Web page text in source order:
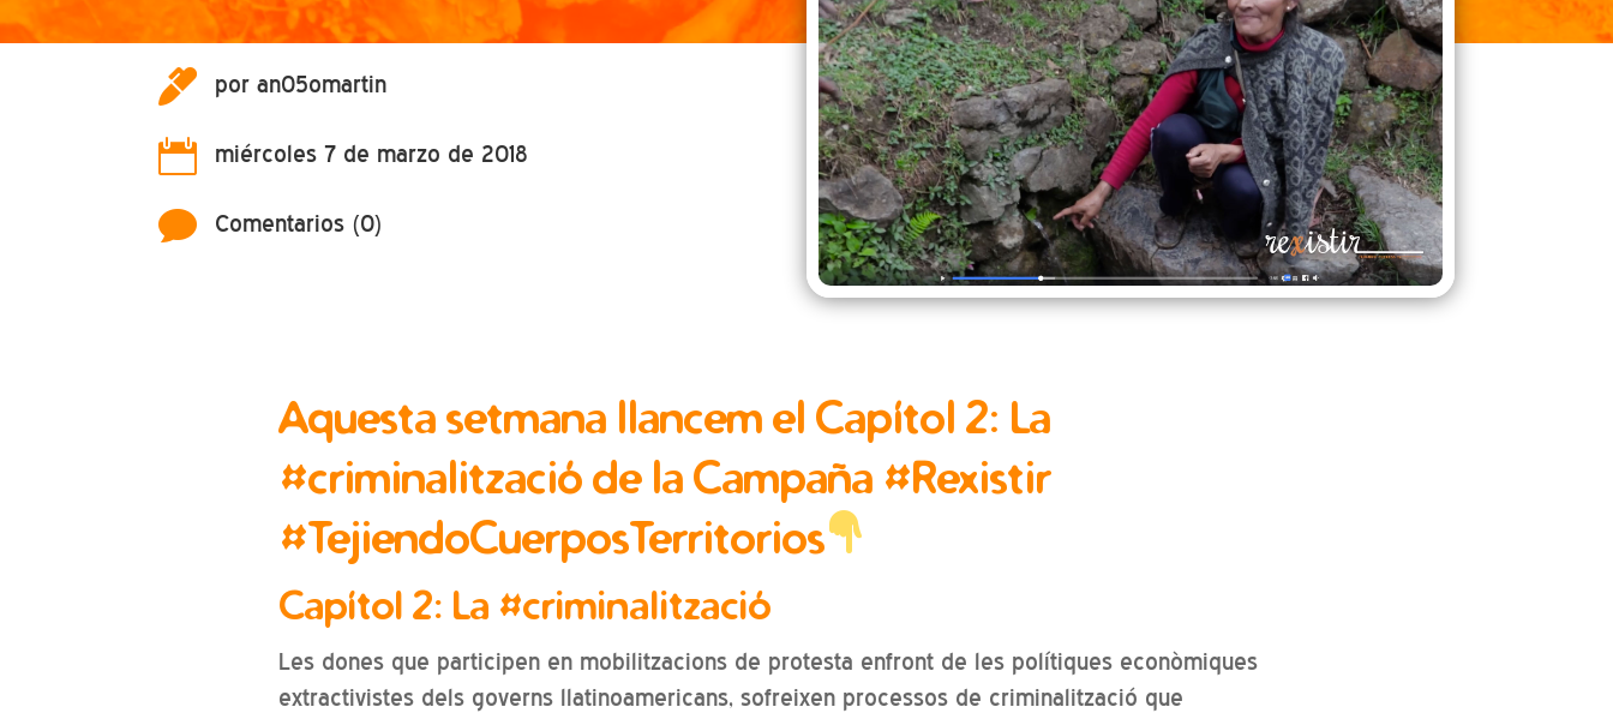
 por an05omartin
 miércoles 7 de marzo de 2018
 Comentarios (0)
Aquesta setmana llancem el Capítol 2: La
#criminalització de la Campaña #Rexistir
#TejiendoCuerposTerritorios
Capítol 2: La #criminalització
Les dones que participen en mobilitzacions de protesta enfront de les polítiques econòmiques
extractivistes dels governs llatinoamericans, sofreixen processos de criminalització que